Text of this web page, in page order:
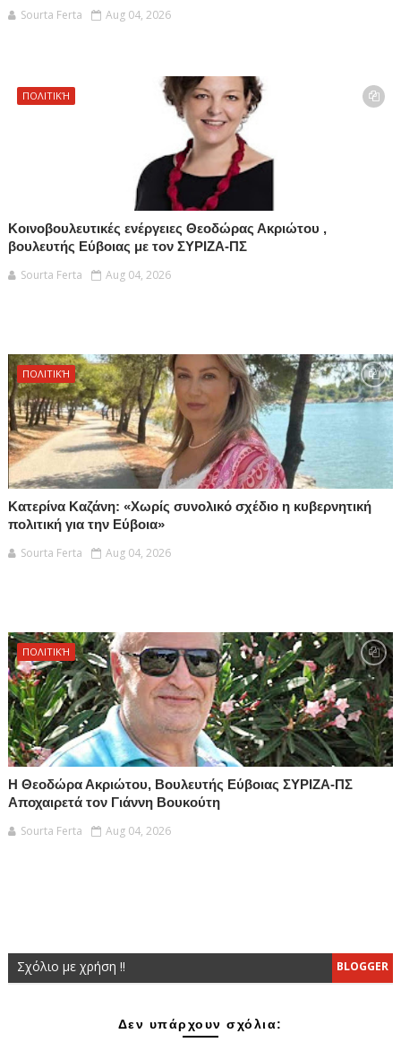
Sourta Ferta
Aug 04, 2026
ΠΟΛΙΤΙΚΉ
Κοινοβουλευτικές ενέργειες Θεοδώρας Ακριώτου ,
βουλευτής Εύβοιας με τον ΣΥΡΙΖΑ-ΠΣ
Sourta Ferta
Aug 04, 2026
ΠΟΛΙΤΙΚΉ
Κατερίνα Καζάνη: «Χωρίς συνολικό σχέδιο η κυβερνητική
πολιτική για την Εύβοια»
Sourta Ferta
Aug 04, 2026
ΠΟΛΙΤΙΚΉ
Η Θεοδώρα Ακριώτου, Βουλευτής Εύβοιας ΣΥΡΙΖΑ-ΠΣ
Αποχαιρετά τον Γιάννη Βουκούτη
Sourta Ferta
Aug 04, 2026
BLOGGER
Σχόλιο με χρήση !!
Δεν υπάρχουν σχόλια: